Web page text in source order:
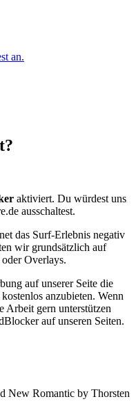
an.
aktiviert. Du würdest uns
ausschaltest.
das Surf-Erlebnis negativ
wir grundsätzlich auf
Overlays.
auf unserer Seite die
anzubieten. Wenn
Arbeit gern unterstützen
auf unseren Seiten.
New Romantic by Thorsten